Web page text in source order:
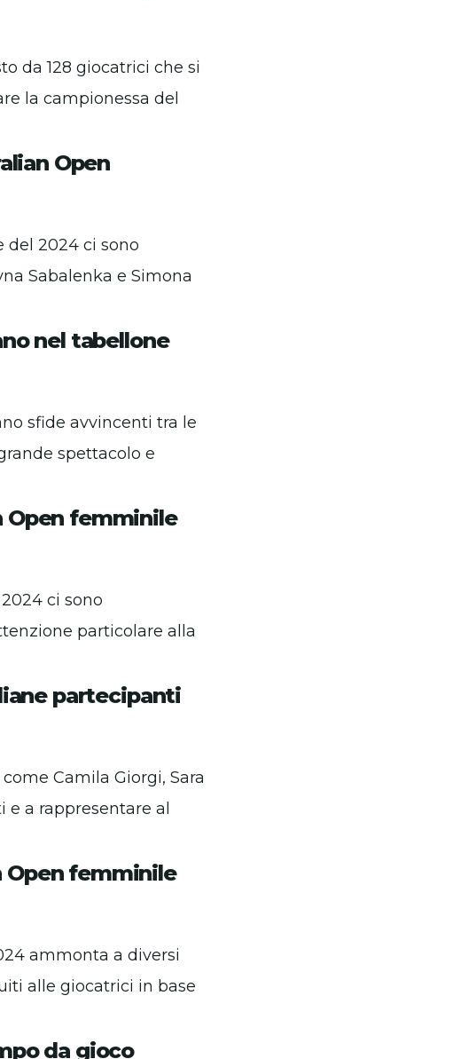
da 128 giocatrici che si
la campionessa del
Open
del 2024 ci sono
Sabalenka e Simona
nel tabellone
sfide avvincenti tra le
spettacolo e
Open femminile
ci sono
particolare alla
partecipanti
Camila Giorgi, Sara
a rappresentare al
Open femminile
ammonta a diversi
alle giocatrici in base
da gioco